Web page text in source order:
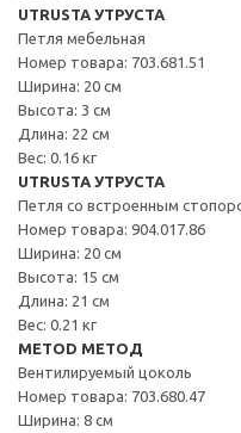
UTRUSTA УТРУСТА
Петля мебельная
Номер товара: 703.681.51
Ширина: 20 см
Высота: 3 см
Длина: 22 см
Вес: 0.16 кг
UTRUSTA УТРУСТА
Петля со встроенным
Номер товара: 904.017.86
Ширина: 20 см
Высота: 15 см
Длина: 21 см
Вес: 0.21 кг
METOD МЕТОД
Вентилируемый цоколь
Номер товара: 703.680.47
Ширина: 8 см